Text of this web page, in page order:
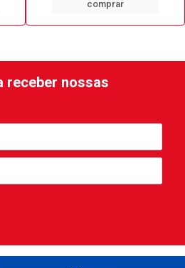
comprar
receber nossas